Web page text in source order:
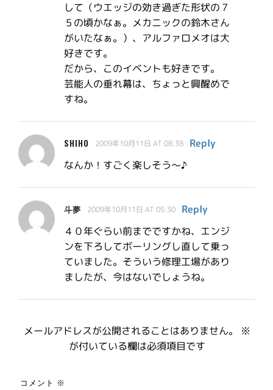
して（ウエッジの効き過ぎた形状の７
５の頃かなぁ。メカニックの鈴木さん
がいたなぁ。）、アルファロメオは大
好きです。
だから、このイベントも好きです。
芸能人の垂れ幕は、ちょっと興醒めで
すね。
SHIHO 2009年10月11日 AT 08:38
Reply
なんか！すごく楽しそう～♪
斗夢 2009年10月11日 AT 05:30
Reply
４０年ぐらい前までですかね、エンジ
ンを下ろしてボーリングし直して乗っ
ていました。そういう修理工場があり
ましたが、今はないでしょうね。
メールアドレスが公開されることはありません。
※
が付いている欄は必須項目です
コメント ※